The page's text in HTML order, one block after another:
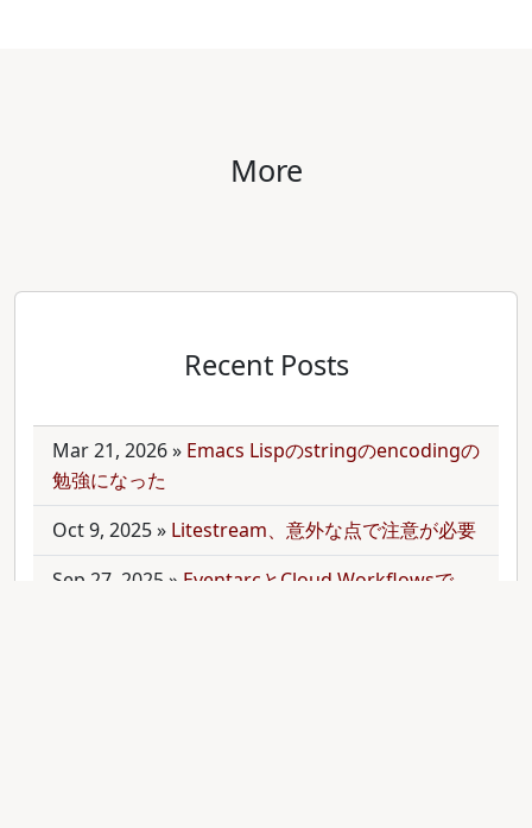
More
Recent Posts
Mar 21, 2026» Emacs Lispのstringのencodingの
勉強になった
Oct 9, 2025» Litestream、意外な点で注意が必要
Sep 27, 2025 » EventarcとCloud Workflowsで